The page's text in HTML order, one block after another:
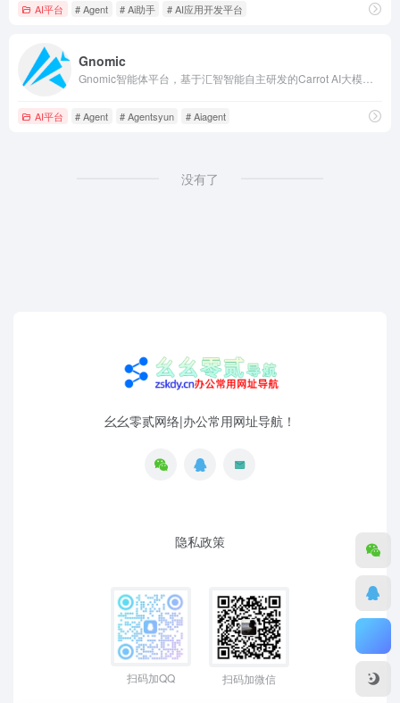
AI平台 # Agent # Ai助手 # AI应用开发平台
Gnomic
AI平台 # Agent # Agentsyun # Aiagent
没有了
幺幺零贰网络|办公常用网址导航！
隐私政策
扫码加QQ 扫码加微信